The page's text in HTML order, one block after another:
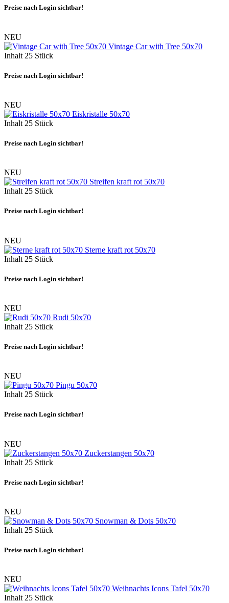
Preise nach Login sichtbar!
NEU
Vintage Car with Tree 50x70
Inhalt 25 Stück
Preise nach Login sichtbar!
NEU
Eiskristalle 50x70
Inhalt 25 Stück
Preise nach Login sichtbar!
NEU
Streifen kraft rot 50x70
Inhalt 25 Stück
Preise nach Login sichtbar!
NEU
Sterne kraft rot 50x70
Inhalt 25 Stück
Preise nach Login sichtbar!
NEU
Rudi 50x70
Inhalt 25 Stück
Preise nach Login sichtbar!
NEU
Pingu 50x70
Inhalt 25 Stück
Preise nach Login sichtbar!
NEU
Zuckerstangen 50x70
Inhalt 25 Stück
Preise nach Login sichtbar!
NEU
Snowman & Dots 50x70
Inhalt 25 Stück
Preise nach Login sichtbar!
NEU
Weihnachts Icons Tafel 50x70
Inhalt 25 Stück